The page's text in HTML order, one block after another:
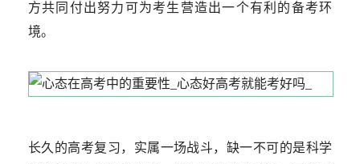
方共同付出努力可为考生营造出一个有利的备考环
境。
长久的高考复习，实属一场战斗，缺一不可的是科学